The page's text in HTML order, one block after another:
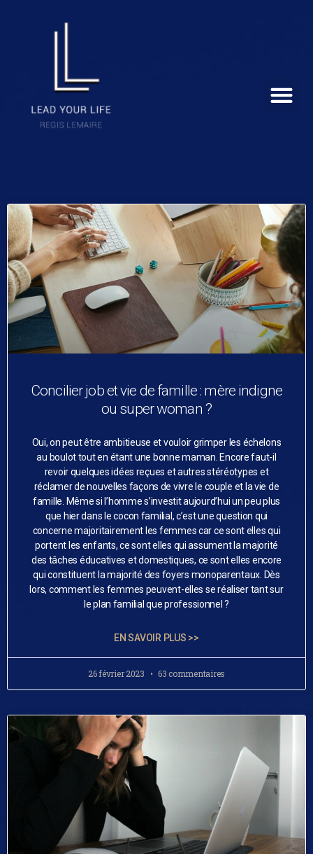
Concilier job et vie de famille : mère indigne
ou super woman ?
Oui, on peut être ambitieuse et vouloir grimper les échelons
au boulot tout en étant une bonne maman. Encore faut-il
revoir quelques idées reçues et autres stéréotypes et
réclamer de nouvelles façons de vivre le couple et la vie de
famille. Même si l’homme s’investit aujourd’hui un peu plus
que hier dans le cocon familial, c’est une question qui
concerne majoritairement les femmes car ce sont elles qui
portent les enfants, ce sont elles qui assument la majorité
des tâches éducatives et domestiques, ce sont elles encore
qui constituent la majorité des foyers monoparentaux. Dès
lors, comment les femmes peuvent-elles se réaliser tant sur
le plan familial que professionnel ?
EN SAVOIR PLUS >>
26 février 2023 63 commentaires